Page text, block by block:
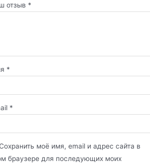
отзыв *
*
*
Сохранить моё имя, email и адрес сайта в
браузере для последующих моих